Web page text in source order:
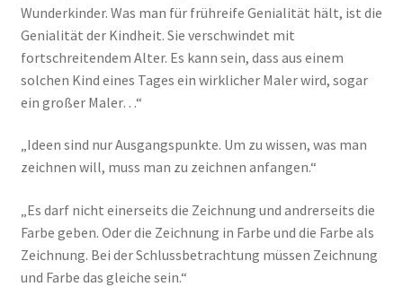
Wunderkinder. Was man für frühreife Genialität hält, ist die
Genialität der Kindheit. Sie verschwindet mit
fortschreitendem Alter. Es kann sein, dass aus einem
solchen Kind eines Tages ein wirklicher Maler wird, sogar
ein großer Maler…“
„Ideen sind nur Ausgangspunkte. Um zu wissen, was man
zeichnen will, muss man zu zeichnen anfangen.“
„Es darf nicht einerseits die Zeichnung und andrerseits die
Farbe geben. Oder die Zeichnung in Farbe und die Farbe als
Zeichnung. Bei der Schlussbetrachtung müssen Zeichnung
und Farbe das gleiche sein.“